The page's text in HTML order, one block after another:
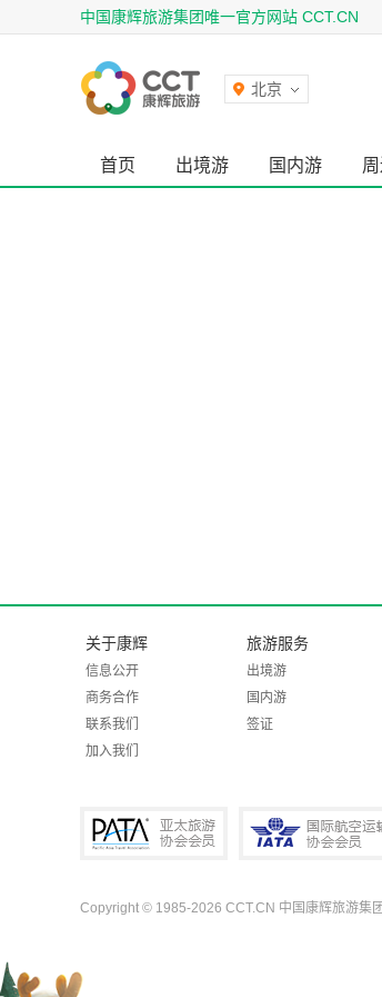
中国康辉旅游集团唯一官方网站 CCT.CN
北京
首页 出境游 国内游
关于康辉
信息公开
商务合作
联系我们
加入我们
旅游服务
出境游
国内游
签证
Copyright © 1985-2026 CCT.CN 中国康辉旅游集